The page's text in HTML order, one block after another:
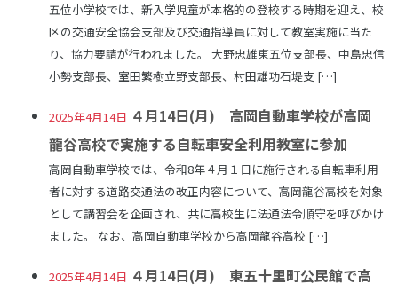
五位小学校では、新入学児童が本格的の登校する時期を迎え、校
区の交通安全協会支部及び交通指導員に対して教室実施に当た
り、協力要請が行われました。 大野忠雄東五位支部長、中島忠信
小勢支部長、室田繁樹立野支部長、村田雄功石堤支 […]
2025年4月14日 ４月14日(月) 高岡自動車学校が高岡
龍谷高校で実施する自転車安全利用教室に参加
高岡自動車学校では、令和8年４月１日に施行される自転車利用
者に対する道路交通法の改正内容について、高岡龍谷高校を対象
として講習会を企画され、共に高校生に法通法令順守を呼びかけ
ました。 なお、高岡自動車学校から高岡龍谷高校 […]
2025年4月14日 ４月14日(月) 東五十里町公民館で高